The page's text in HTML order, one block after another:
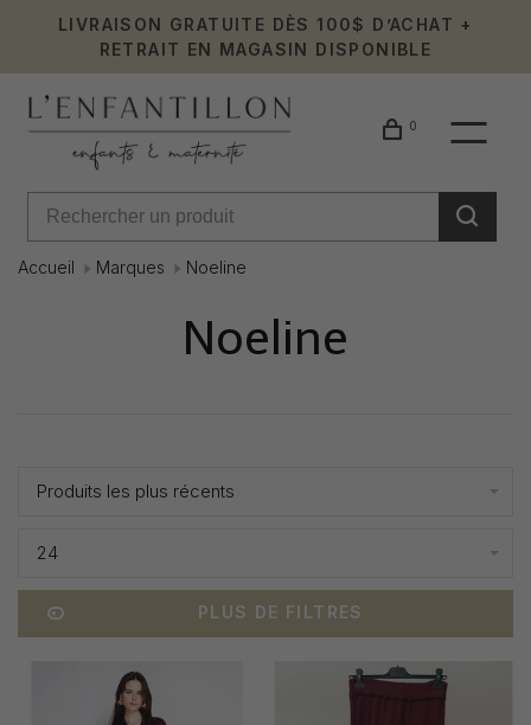
LIVRAISON GRATUITE DÈS 100$ D’ACHAT +
RETRAIT EN MAGASIN DISPONIBLE
0
Accueil Marques Noeline
Noeline
Produits les plus récents
24
PLUS DE FILTRES